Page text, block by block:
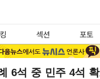
섹션 포토
6석 중 민주 4석